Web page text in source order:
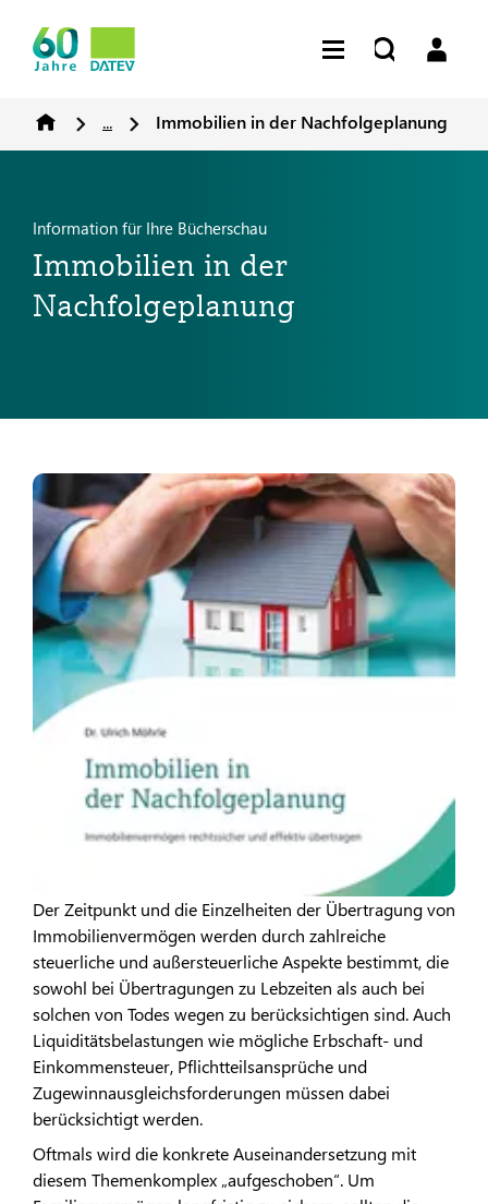
... Immobilien in der Nachfolgeplanung
Information für Ihre Bücherschau
Immobilien in der
Nachfolgeplanung
Der Zeitpunkt und die Einzelheiten der Übertragung von
Immobilienvermögen werden durch zahlreiche
steuerliche und außersteuerliche Aspekte bestimmt, die
sowohl bei Übertragungen zu Lebzeiten als auch bei
solchen von Todes wegen zu berücksichtigen sind. Auch
Liquiditätsbelastungen wie mögliche Erbschaft- und
Einkommensteuer, Pflichtteilsansprüche und
Zugewinnausgleichsforderungen müssen dabei
berücksichtigt werden.
Oftmals wird die konkrete Auseinandersetzung mit
diesem Themenkomplex „aufgeschoben“. Um